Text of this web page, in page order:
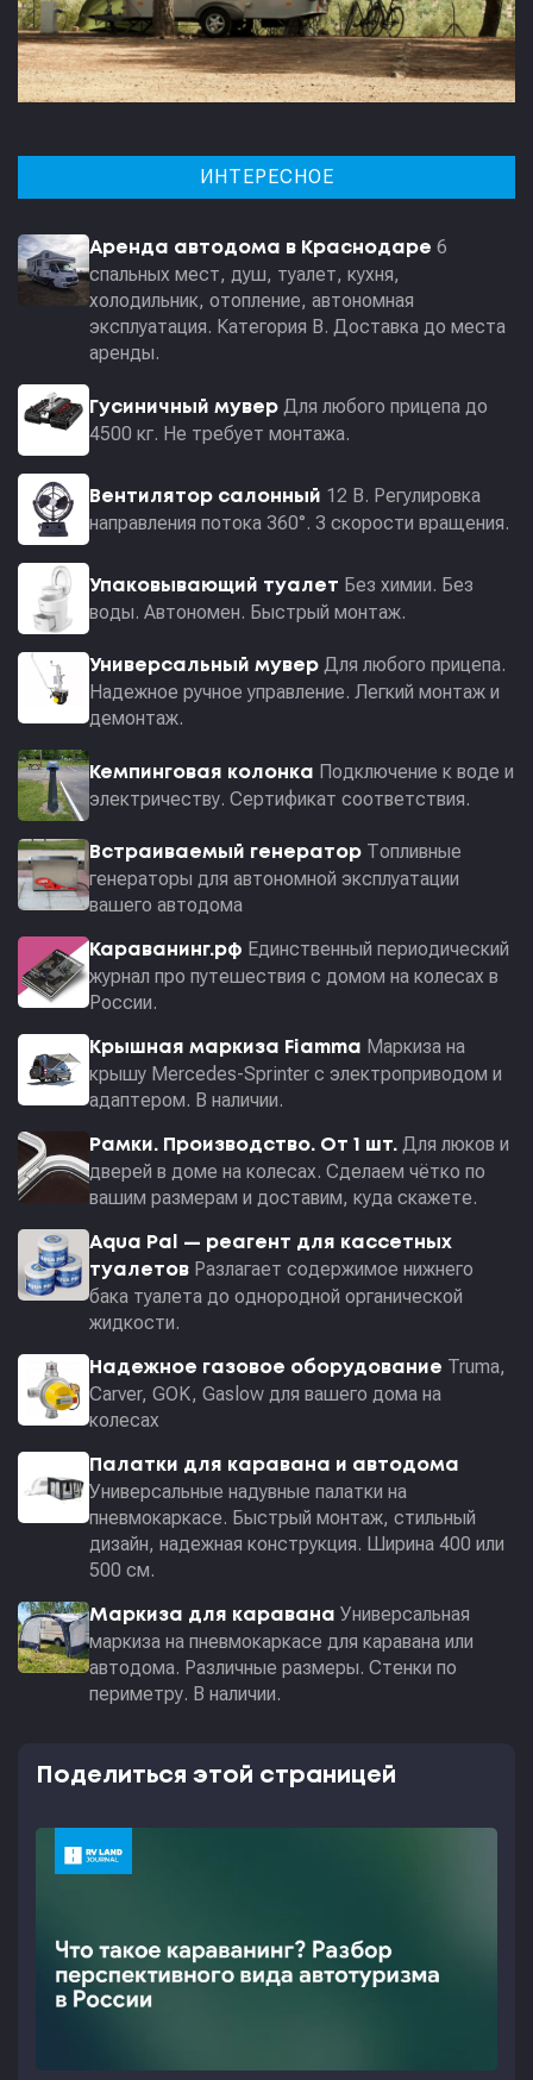
ИНТЕРЕСНОЕ
Аренда автодома в Краснодаре 6
спальных мест, душ, туалет, кухня,
холодильник, отопление, автономная
эксплуатация. Категория В. Доставка до места
аренды.
Гусиничный мувер Для любого прицепа до
4500 кг. Не требует монтажа.
Вентилятор салонный 12 В. Регулировка
направления потока 360°. 3 скорости вращения.
Упаковывающий туалет Без химии. Без
воды. Автономен. Быстрый монтаж.
Универсальный мувер Для любого прицепа.
Надежное ручное управление. Легкий монтаж и
демонтаж.
Кемпинговая колонка Подключение к воде и
электричеству. Сертификат соответствия.
Встраиваемый генератор Топливные
генераторы для автономной эксплуатации
вашего автодома
Караванинг.рф Единственный периодический
журнал про путешествия с домом на колесах в
России.
Крышная маркиза Fiamma Маркиза на
крышу Mercedes-Sprinter с электроприводом и
адаптером. В наличии.
Рамки. Производство. От 1 шт. Для люков и
дверей в доме на колесах. Сделаем чётко по
вашим размерам и доставим, куда скажете.
Aqua Pal — pеагент для кассетных
туалетов Разлагает содержимое нижнего
бака туалета до однородной органической
жидкости.
Надежное газовое оборудование Truma,
Carver, GOK, Gaslow для вашего дома на
колесах
Палатки для каравана и автодома
Универсальные надувные палатки на
пневмокаркасе. Быстрый монтаж, стильный
дизайн, надежная конструкция. Ширина 400 или
500 см.
Маркиза для каравана Универсальная
маркиза на пневмокаркасе для каравана или
автодома. Различные размеры. Стенки по
периметру. В наличии.
Поделиться этой страницей